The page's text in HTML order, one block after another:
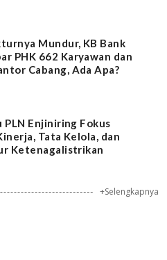
Mundur, KB Bank
PHK 662 Karyawan dan
Cabang, Ada Apa?
PLN Enjiniring Fokus
Tata Kelola, dan
Ketenagalistrikan
+Selengkapnya